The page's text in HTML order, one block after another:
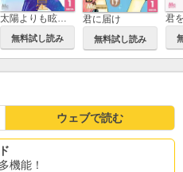
太陽よりも眩しい星
無料試し読み
君に届け
無料試し読み
ウェブで読む
機能！